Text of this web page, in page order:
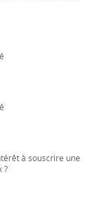
à souscrire une
?